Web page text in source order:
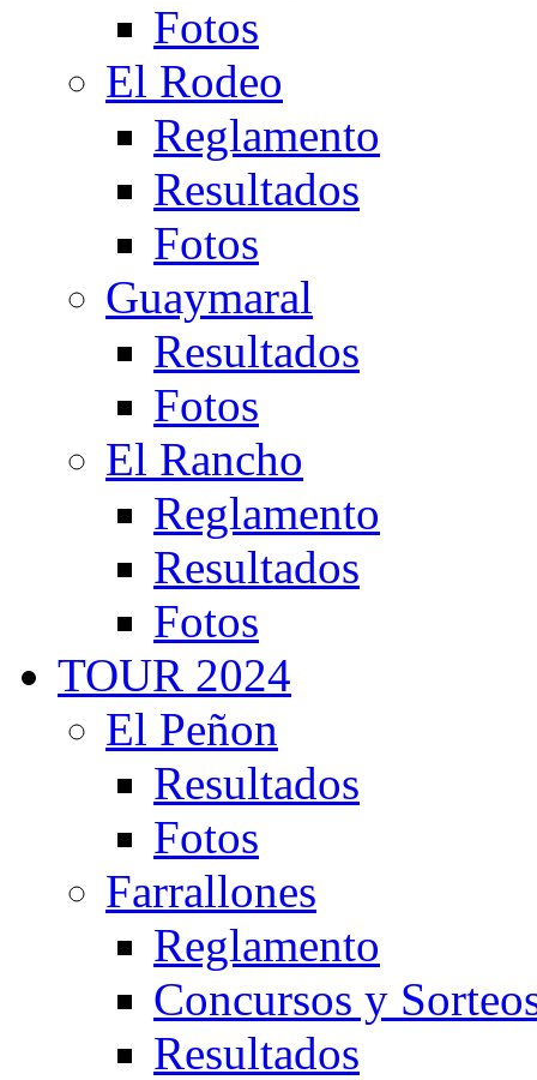
Fotos
El Rodeo
Reglamento
Resultados
Fotos
Guaymaral
Resultados
Fotos
El Rancho
Reglamento
Resultados
Fotos
TOUR 2024
El Peñon
Resultados
Fotos
Farrallones
Reglamento
Concursos y
Resultados